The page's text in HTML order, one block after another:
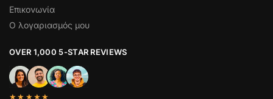
Επικονωνία
Ο λογαριασμός μου
OVER 1,000 5-STAR REVIEWS
★★★★★